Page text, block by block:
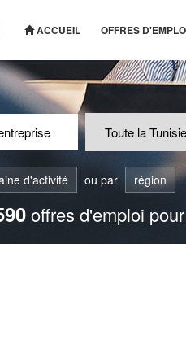
ACCUEIL OFFRES
d'activité ou par région
offres d'emploi